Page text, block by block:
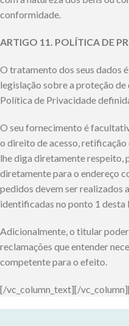
conformidade.
ARTIGO 11. POLÍTICA DE
O tratamento dos seus dados
legislação sobre a proteção
Política de Privacidade
O seu fornecimento é
o direito de acesso, retificação
lhe diga diretamente respeito,
diretamente para o endereço
pedidos devem ser realizados
identificadas no ponto 1
Adicionalmente, o titular
reclamações que entender
competente para o efeito.
[/vc_column_text][/